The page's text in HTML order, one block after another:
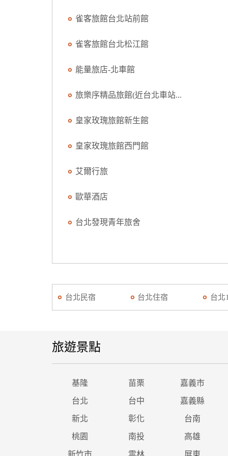
雀客旅館台北站前館
雀客旅館台北松江館
能量旅店-北車館
旅樂序精品旅館(近台北車站...
皇家玫瑰旅館新生館
皇家玫瑰旅館西門館
艾爾行旅
歐華酒店
台北發現青年旅舍
台北民宿 台北住宿 台北
旅遊景點
基隆 苗栗 嘉義市
台北 台中 嘉義縣
新北 彰化 台南
桃園 南投 高雄
新竹市 雲林 屏東